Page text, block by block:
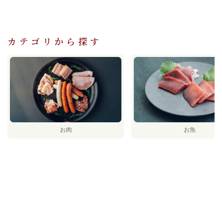
カテゴリから探す
お肉 お魚